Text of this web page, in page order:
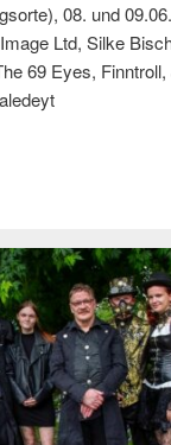
08. und
Ltd, Silke
69 Eyes,